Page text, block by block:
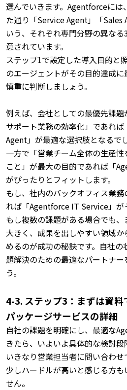
選んでいきます。 Agentforceには
た通り「Service Agent」「
いう、それぞれ専門分野の異な
意されています。
ステップ1で設定した導入目的と
のエージェントがその目的達成
慎重に判断しましょう。
例えば、会社としての最優先課
サポート業務の効率化」であれ
Agent」が最適な選択肢となるで
一方で「営業チーム全体の生産
こと」が最大の目的であれば「
がぴったりとフィットします。
もし、社内のバックオフィス業
れば「Agentforce IT Service」が
もし複数の課題がある場合でも
大きく、成果を出しやすい領域
めるのが成功の秘訣です。 自社の
題解決のための最適なパートナ
う。
4-3. ステップ3：まずは資
パッケージサービスの詳細
自社の課題を明確にし、最適な
きたら、いよいよ具体的な検討段
いきなり営業担当者に問い合わせ
少しハードルが高いと感じる方
せん。